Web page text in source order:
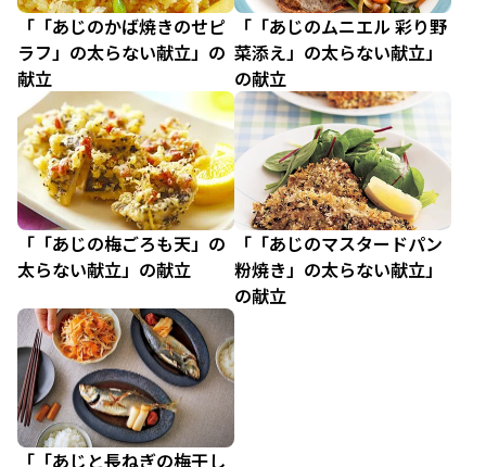
「「あじのかば焼きのせピ
ラフ」の太らない献立」の
献立
「「あじのムニエル 彩り野
菜添え」の太らない献立」
の献立
「「あじの梅ごろも天」の
太らない献立」の献立
「「あじのマスタードパン
粉焼き」の太らない献立」
の献立
「「あじと長ねぎの梅干し